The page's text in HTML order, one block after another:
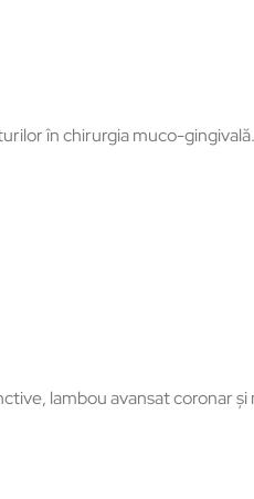
în chirurgia muco-gingivală.
lambou avansat coronar